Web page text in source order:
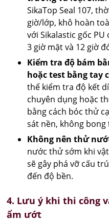
SikaTop Seal 107,
giờ/lớp, khô hoàn
với Sikalastic gốc
3 giờ mặt và 12 giờ
Kiểm tra độ bám
hoặc test bằng tay
thể kiểm tra độ kết
chuyên dụng hoặc
bằng cách bóc thử
sát nền, không
Không nên thử
nước thử sớm khi
sẽ gây phá vỡ cấu
đến độ bền.
4. Lưu ý khi thi công
ẩm ướt